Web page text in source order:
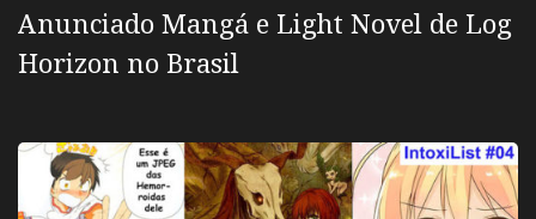
Anunciado Mangá e Light Novel de Log
Horizon no Brasil